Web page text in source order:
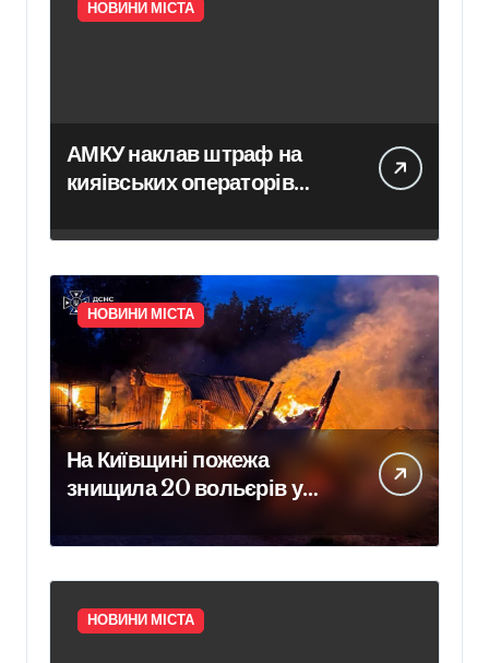
НОВИНИ МІСТА
АМКУ наклав штраф на
кияівських операторів
313 тисяч гривень
НОВИНИ МІСТА
На Київщині пожежа
знищила 20 вольєрів у
притулку для тварин
НОВИНИ МІСТА